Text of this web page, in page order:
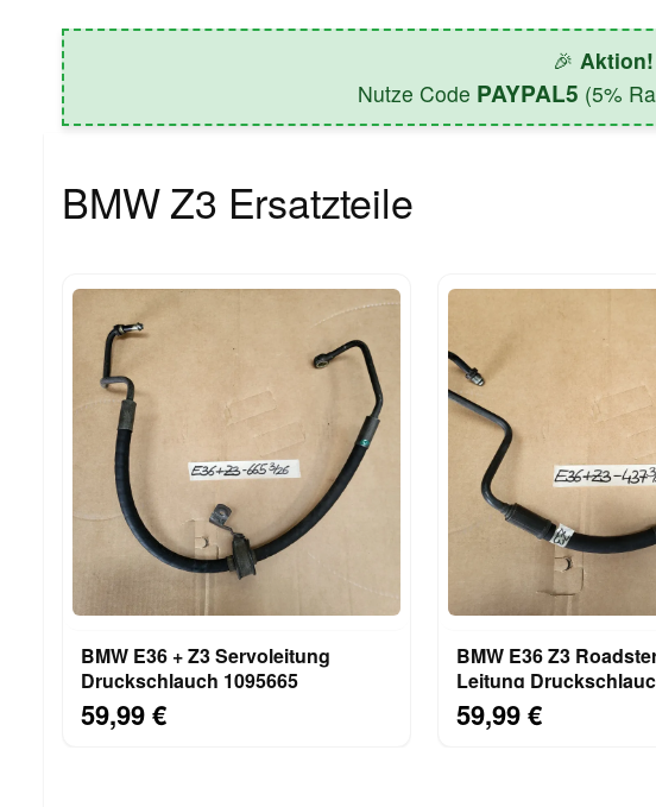
🎉 Aktion!
Nutze Code PAYPAL5 (5%
BMW Z3 Ersatzteile
BMW E36 + Z3 Servoleitung
Druckschlauch 1095665
59,99 €
BMW E36 Z3
Leitung
59,99 €